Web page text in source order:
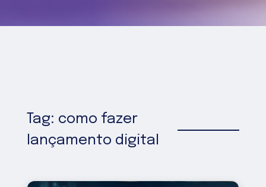
Tag: como fazer
lançamento digital